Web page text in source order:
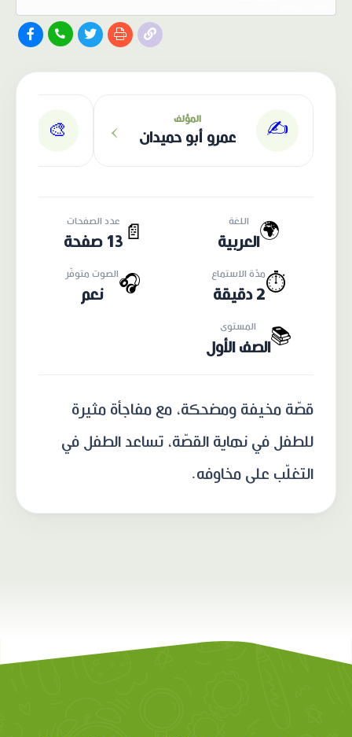
✍️ المؤلف
عمرو أبو حميدان ›
🎨
🌍 اللغة
العربية 📄
عدد الصفحات
13 صفحة
⏱️مدّة الاستماع
2 دقيقة
🎧الصوت متوفّر
نعم
📚 المستوى
الصف الأول
قصّة مخيفة ومضحكة، مع مفاجأة مثيرة
للطفل في نهاية القصّة، تساعد الطفل في
التغلّب على مخاوفه.